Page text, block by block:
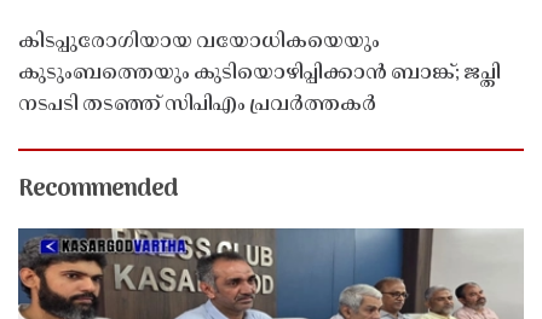
കിടപ്പുരോഗിയായ വയോധികയെയും
കുടുംബത്തെയും കുടിയൊഴിപ്പിക്കാൻ ബാങ്ക്; ജപ്തി
നടപടി തടഞ്ഞ് സിപിഎം പ്രവർത്തകർ
Recommended